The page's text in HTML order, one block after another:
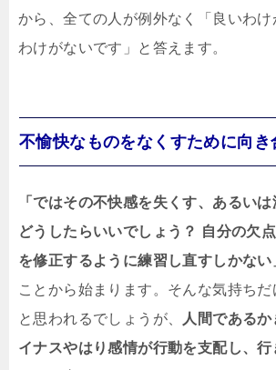
から、全ての人が例外なく「良いわけ
わけがないです」と答えます。
不愉快なものをなくすために向き
「ではその不快感を失くす、あるい
どうしたらいいでしょう？ 自分の欠
を修正するように練習し直すしかない
ことから始まります。そんな気持ちだ
と思われるでしょうが、
人間である
イナスやはり感情が行動を支配し、